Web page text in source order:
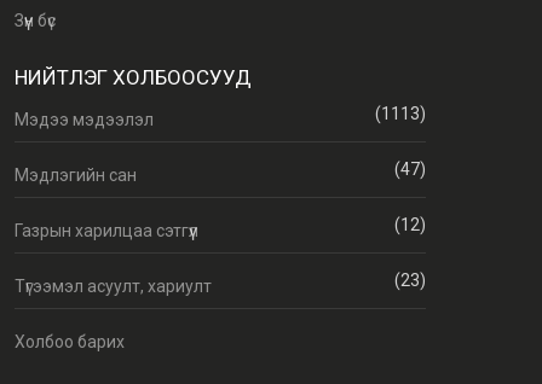
Зүүн бүс
НИЙТЛЭГ ХОЛБООСУУД
Мэдээ мэдээлэл (1113)
Мэдлэгийн сан (47)
Газрын харилцаа сэтгүүл (12)
Түгээмэл асуулт, хариулт (23)
Холбоо барих